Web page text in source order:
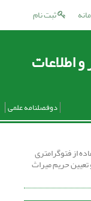
ثبت نام
اطلاعات
دوفصلنامه علمی
از فتوگرامتری
حریم میراث